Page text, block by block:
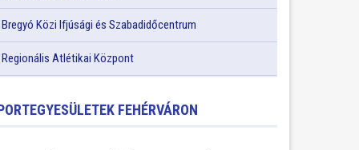
Bregyó Közi Ifjúsági és Szabadidőcentrum
Regionális Atlétikai Központ
FEHÉRVÁRON